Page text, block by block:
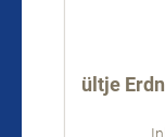
ültje